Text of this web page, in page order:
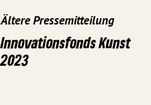
Ältere Pressemitteilung
Innovationsfonds Kunst
2023